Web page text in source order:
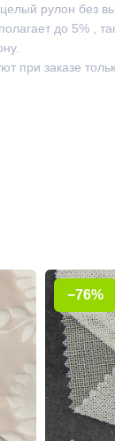
рулон без
до 5% ,
при заказе
−76%